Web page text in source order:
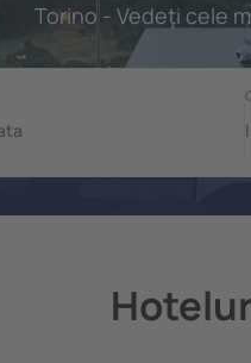
Torino - Vedeţi cele